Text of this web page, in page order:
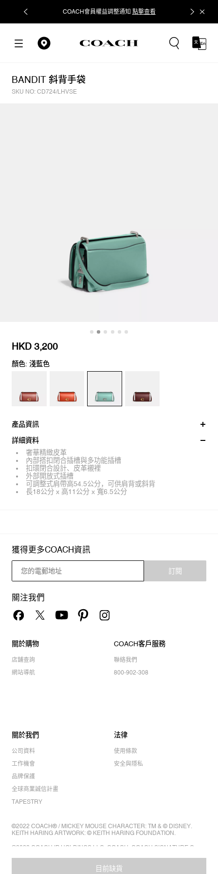
COACH會員權益調整通知 點擊查看 立即追蹤
BANDIT 斜背手袋
SKU NO: CD724/LHVSE
HKD 3,200
顏色: 淺藍色
產品資訊
詳細資料
奢華精緻皮革
內部搭扣閉合插槽與多功能插槽
扣環閉合設計、皮革襯裡
外部開放式插槽
可調整式肩帶高54.5公分，可供肩背或斜背
長18公分 x 高11公分 x 寬6.5公分
目前缺貨
獲得更多COACH資訊
訂閱
關注我們
關於購物
店舖查詢
網站導航
COACH客戶服務
聯絡我們
800-902-308
關於我們
公司資料
工作機會
品牌保護
全球商業誠信計畫
TAPESTRY
法律
使用條款
安全與隱私
©2022 COACH® / MICKEY MOUSE CHARACTER: TM & © DISNEY.
KEITH HARING ARTWORK: © KEITH HARING FOUNDATION.
©2022 COACH IP HOLDINGS LLC. COACH, COACH SIGNATURE C